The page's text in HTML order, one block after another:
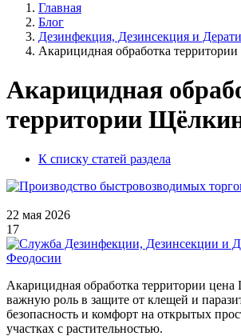
Главная
Блог
Дезинфекция, Дезинсекция и
Акарицидная обработка
Акарицидная
территории
К списку статей раздела
22 мая 2026
17
Акарицидная обработка территории
важную роль в защите от клещей и
безопасность и комфорт на открытых
участках с растительностью.